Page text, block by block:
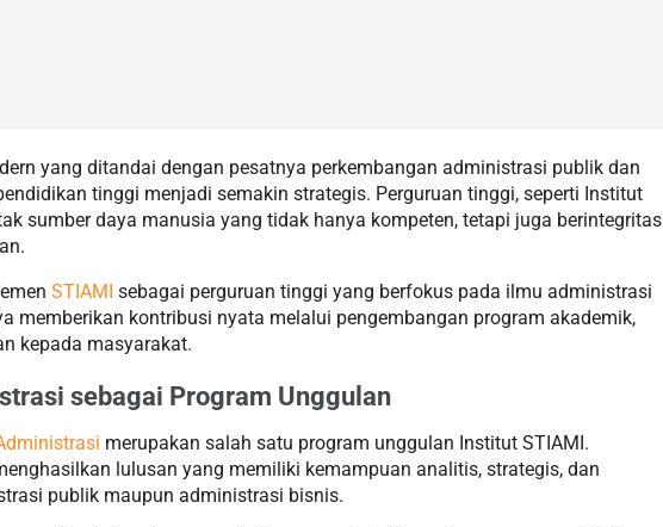
yang ditandai dengan pesatnya perkembangan administrasi publik dan
tinggi menjadi semakin strategis. Perguruan tinggi, seperti Institut
sumber daya manusia yang tidak hanya kompeten, tetapi juga berintegritas
STIAMI sebagai perguruan tinggi yang berfokus pada ilmu administrasi
memberikan kontribusi nyata melalui pengembangan program akademik,
kepada masyarakat.
sebagai Program Unggulan
merupakan salah satu program unggulan Institut STIAMI.
lulusan yang memiliki kemampuan analitis, strategis, dan
publik maupun administrasi bisnis.